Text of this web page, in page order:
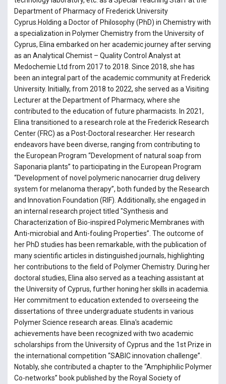
Department of Pharmacy of Frederick University
Cyprus.Holding a Doctor of Philosophy (PhD) in Chemistry with
a specialization in Polymer Chemistry from the University of
Cyprus, Elina embarked on her academic journey after serving
as an Analytical Chemist – Quality Control Analyst at
Medochemie Ltd from 2017 to 2018. Since 2018, she has
been an integral part of the academic community at Frederick
University. Initially, from 2018 to 2022, she served as a Visiting
Lecturer at the Department of Pharmacy, where she
contributed to the education of future pharmacists. In 2021,
Elina transitioned to a research role at the Frederick Research
Center (FRC) as a Post-Doctoral researcher. Her research
endeavors have been diverse, ranging from contributing to
the European Program “Development of natural soap from
Saponaria plants” to participating in the European Program
“Development of novel polymeric nanocarrier drug delivery
system for melanoma therapy”, both funded by the Research
and Innovation Foundation (RIF). Additionally, she engaged in
an internal research project titled "Synthesis and
Characterization of Bio-inspired Polymeric Membranes with
Anti-microbial and Anti-fouling Properties”. The outcome of
her PhD studies has been remarkable, with the publication of
many scientific articles in distinguished journals, highlighting
her contributions to the field of Polymer Chemistry. During her
doctoral studies, Elina also served as a teaching assistant at
the University of Cyprus, further honing her skills in academia.
Her commitment to education extended to overseeing the
dissertations of three undergraduate students in various
Polymer Science research areas. Elina's academic
achievements have been recognized with two academic
scholarships from the University of Cyprus and the 1st Prize in
the international competition “SABIC innovation challenge”.
Notably, she contributed a chapter to the “Amphiphilic Polymer
Co-networks” book published by the Royal Society of